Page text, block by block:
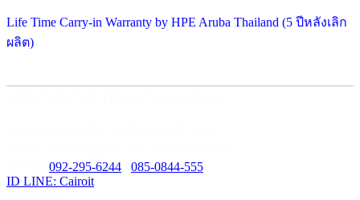
Life Time Carry-in Warranty by HPE Aruba Thailand (5 ปีหลังเลิก
ผลิต)
092-295-6244
085-0844-555
ID LINE: Cairoit